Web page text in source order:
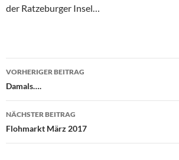
der Ratzeburger Insel…
Beitragsnavigation
VORHERIGER BEITRAG
Damals….
NÄCHSTER BEITRAG
Flohmarkt März 2017